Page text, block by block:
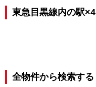
東急目黒線内の駅
全物件から検索する